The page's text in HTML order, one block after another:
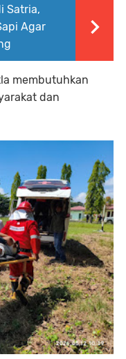
Satria,
Agar
membutuhkan
dan